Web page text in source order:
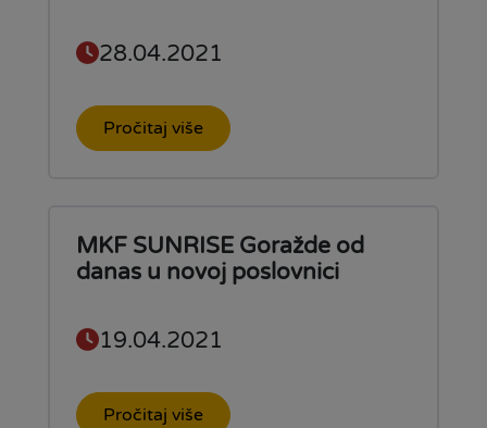
28.04.2021
Pročitaj više
MKF SUNRISE Goražde od
danas u novoj poslovnici
19.04.2021
Pročitaj više